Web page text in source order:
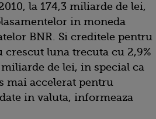
la 174,3 miliarde de lei,
in moneda
BNR. Si creditele pentru
luna trecuta cu 2,9%
de lei, in special ca
mai accelerat pentru
in valuta, informeaza